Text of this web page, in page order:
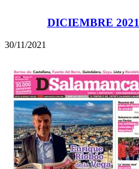
DICIEMBRE 2021
30/11/2021